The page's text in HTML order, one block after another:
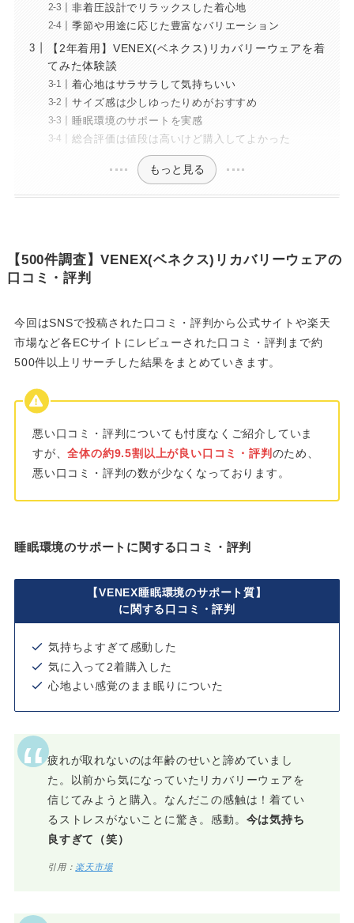
非着圧設計でリラックスした着心地
季節や用途に応じた豊富なバリエーション
【2年着用】VENEX(ベネクス)リカバリーウェアを着
てみた体験談
着心地はサラサラして気持ちいい
サイズ感は少しゆったりめがおすすめ
睡眠環境のサポートを実感
総合評価は値段は高いけど購入してよかった
もっと見る
【500件調査】VENEX(ベネクス)リカバリーウェアの
口コミ・評判
今回はSNSで投稿された口コミ・評判から公式サイトや楽天
市場など各ECサイトにレビューされた口コミ・評判まで約
500件以上リサーチした結果をまとめていきます。
悪い口コミ・評判についても忖度なくご紹介していま
すが、全体の約9.5割以上が良い口コミ・評判 のため、
悪い口コミ・評判の数が少なくなっております。
睡眠環境のサポートに関する口コミ・評判
【VENEX睡眠環境のサポート質】
に関する口コミ・評判
気持ちよすぎて感動した
気に入って2着購入した
心地よい感覚のまま眠りについた
疲れが取れないのは年齢のせいと諦めていまし
た。以前から気になっていたリカバリーウェアを
信じてみようと購入。なんだこの感触は！着てい
るストレスがないことに驚き。感動。 今は気持ち
良すぎて（笑）
引用： 楽天市場